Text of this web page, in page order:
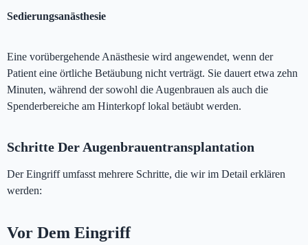
Sedierungsanästhesie
Eine vorübergehende Anästhesie wird angewendet, wenn der
Patient eine örtliche Betäubung nicht verträgt. Sie dauert etwa zehn
Minuten, während der sowohl die Augenbrauen als auch die
Spenderbereiche am Hinterkopf lokal betäubt werden.
Schritte Der Augenbrauentransplantation
Der Eingriff umfasst mehrere Schritte, die wir im Detail erklären
werden:
Vor Dem Eingriff